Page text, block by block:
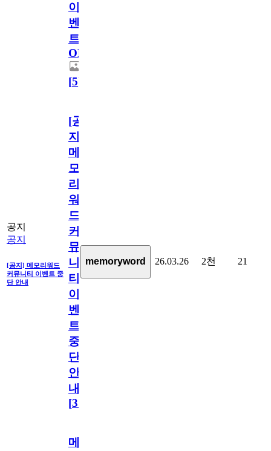
이
벤
트
OPEN!
[5]
공지
공지
[공지] 메모리워드
커뮤니티 이벤트 중
단 안내
[공
지]
메
모
리
워
드
커
뮤
니
티
이
벤
트
중
단
안
내
[31
memoryword 26.03.26 2천 21
메